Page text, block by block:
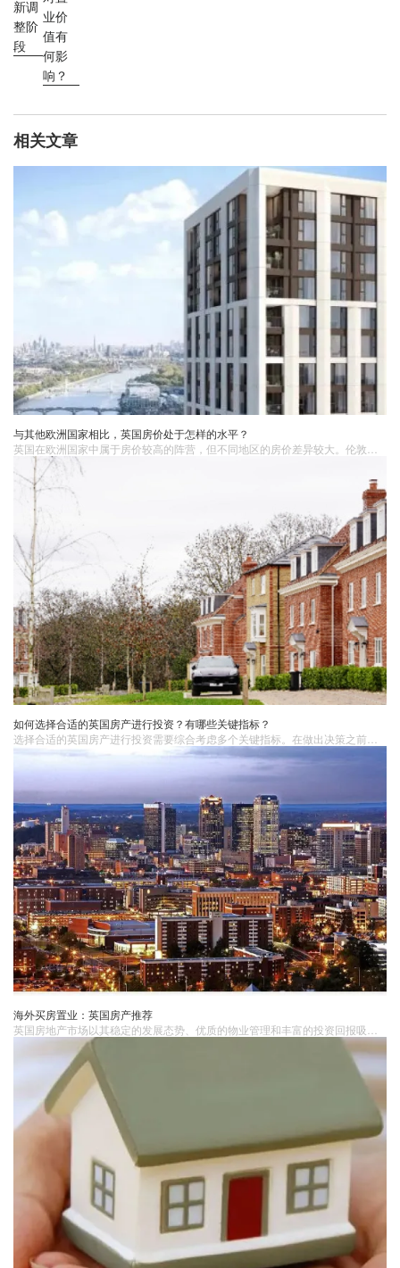
新调
整阶
段
业价
值有
何影
响？
相关文章
与其他欧洲国家相比，英国房价处于怎样的水平？
如何选择合适的英国房产进行投资？有哪些关键指标？
海外买房置业：英国房产推荐